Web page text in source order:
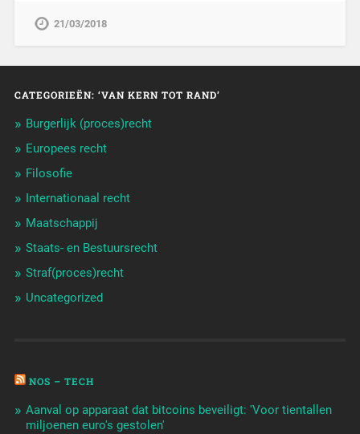
21/03/2018
CATEGORIEËN: ‘VAN KERN TOT RAND’
Burgerlijk (proces)recht
Europees recht
Filosofie
Internationaal recht
Maatschappij
Staats- en Bestuursrecht
Straf(proces)recht
Uncategorized
NOS – TECH
Aanval op apparaat dat bitcoins beveiligt: 'Voor tientallen
miljoenen euro's gestolen'